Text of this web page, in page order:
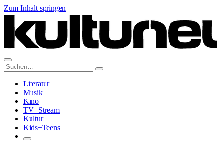
Zum Inhalt springen
Suche:
Literatur
Musik
Kino
TV+Stream
Kultur
Kids+Teens